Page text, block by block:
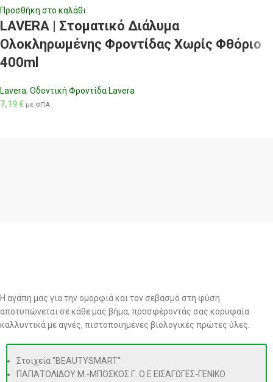
Προσθήκη στο καλάθι
LAVERA | Στοματικό Διάλυμα
Ολοκληρωμένης Φροντίδας Χωρίς Φθόριο
400ml
Lavera, Οδοντική Φροντίδα Lavera
7,19€ με ΦΠΑ
Η αγάπη μας για την ομορφιά και τον σεβασμό στη φύση
αποτυπώνεται σε κάθε μας βήμα, προσφέροντάς σας κορυφαία
καλλυντικά με αγνές, πιστοποιημένες βιολογικές πρώτες ύλες.
Στοιχεία "BEAUTYSMART"
ΠΑΠΑΤΟΛΙΔΟΥ Μ.-ΜΠΟΣΚΟΣ Γ. Ο.Ε ΕΙΣΑΓΩΓΕΣ-ΓΕΝΙΚΟ